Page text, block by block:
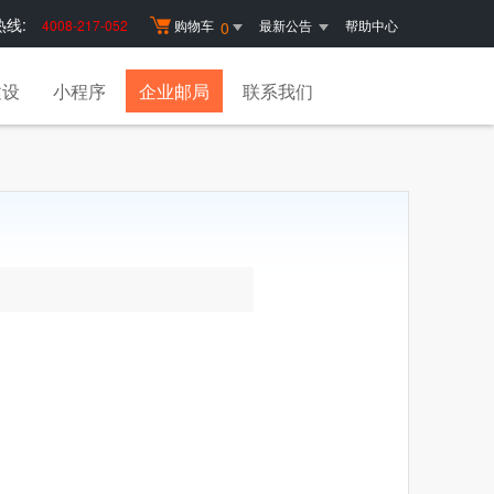
线: 4008-217-052 购物车 0 最新公告 帮助中心
小程序 企业邮局 联系我们